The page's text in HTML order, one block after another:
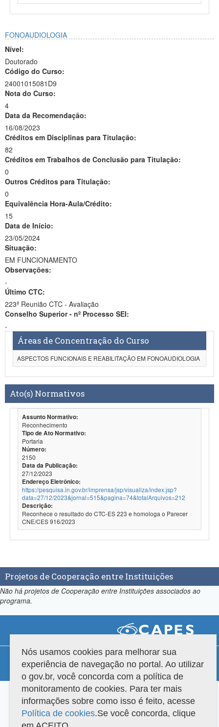
FONOAUDIOLOGIA
Nível:
Doutorado
Código do Curso:
24001015081D9
Nota do Curso:
4
Data da Recomendação:
16/08/2023
Créditos em Disciplinas para Titulação:
82
Créditos em Trabalhos de Conclusão para Titulação:
0
Outros Créditos para Titulação:
0
Equivalência Hora-Aula/Crédito:
15
Data de Início:
23/05/2024
Situação:
EM FUNCIONAMENTO
Observações:
-
Último CTC:
223ª Reunião CTC - Avaliação
Conselho Superior - nº Processo SEI:
-
Áreas de Concentração do Curso
ASPECTOS FUNCIONAIS E REABILITAÇÃO EM FONOAUDIOLOGIA
Ato(s) Normativos
Assunto Normativo:
Reconhecimento
Tipo de Ato Normativo:
Portaria
Número:
2150
Data da Publicação:
27/12/2023
Endereço Eletrônico:
https://pesquisa.in.gov.br/imprensa/jsp/visualiza/index.jsp?
data=27/12/2023&jornal=515&pagina=74&totalArquivos=212
Descrição:
Reconhece o resultado do CTC-ES 223 e homologa o Parecer
CNE/CES 916/2023
Projetos de Cooperação entre Instituições
Não há projetos de Cooperação entre Instituições associados ao
programa.
Compatibilidade
Versão do sistema: 3.88.9 Copyright 2022 Capes. Todos os direitos reservados.
Nós usamos cookies para melhorar sua
experiência de navegação no portal. Ao utilizar
o gov.br, você concorda com a política de
monitoramento de cookies. Para ter mais
informações sobre como isso é feito, acesse
Política de cookies.Se você concorda, clique